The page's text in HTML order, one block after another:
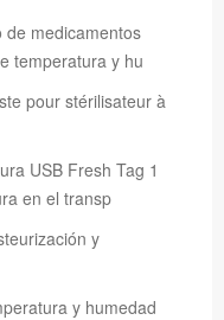
de medicamentos
temperatura y hu
pour stérilisateur à
USB Fresh Tag 1
en el transp
y
y humedad